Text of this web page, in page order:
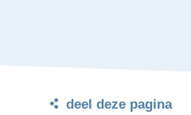
deel deze pagina